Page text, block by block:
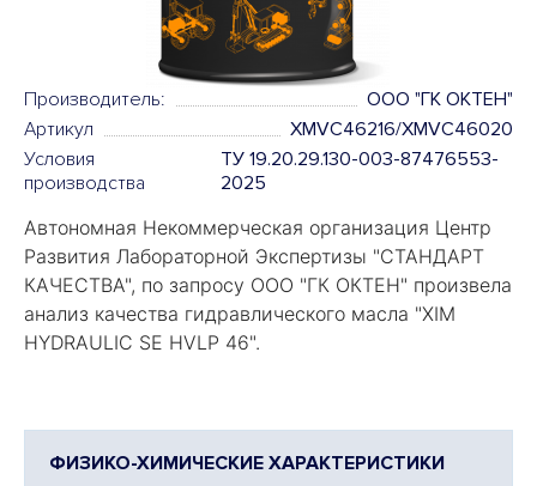
Производитель:
ООО "ГК ОКТЕН"
Артикул
XMVC46216/XMVC46020
Условия
производства
ТУ 19.20.29.130-003-87476553-
2025
Автономная Некоммерческая организация Центр
Развития Лабораторной Экспертизы "СТАНДАРТ
КАЧЕСТВА", по запросу ООО "ГК ОКТЕН" произвела
анализ качества гидравлического масла "XIM
HYDRAULIC SE HVLP 46".
ФИЗИКО-ХИМИЧЕСКИЕ ХАРАКТЕРИСТИКИ